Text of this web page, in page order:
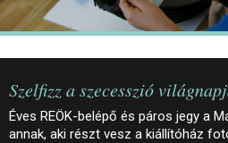
Szelfizz a szecesszió
Éves REÖK-belépő és páros jegy a
annak, aki részt vesz a kiállítóház